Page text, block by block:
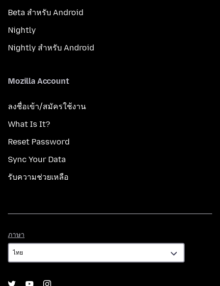
Beta สำหรับ Android
Nightly
Nightly สำหรับ Android
Mozilla Account
ลงชื่อเข้า/สมัครใช้งาน
What Is It?
Reset Password
Sync Your Data
รับความช่วยเหลือ
ภาษา